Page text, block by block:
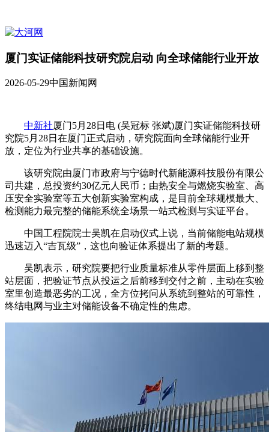
厦门实证储能科技研究院启动 向全球储能行业开放
2026-05-29中国新闻网
中新社厦门5月28日电 (吴冠标 张斌)厦门实证储能科技研
究院5月28日在厦门正式启动，研究院面向全球储能行业开
放，定位为行业共享的基础设施。
该研究院由厦门市政府与宁德时代新能源科技股份有限公
司共建，总投资约30亿元人民币；由热安全与燃烧实验室、高
压安全实验室等五大创新实验室构成，是目前全球规模最大、
检测能力最完整的储能系统全场景一站式检测与实证平台。
中国工程院院士吴凯在启动仪式上说，当前储能电站规模
迅速迈入“吉瓦级”，这也向验证体系提出了新的考题。
吴凯表示，研究院要把行业质量标准从零件层面上移到整
站层面，把验证节点从投运之后前移到交付之前，主动在实验
室里创造最恶劣的工况，全方位拷问从系统到整站的可靠性，
终结电网与业主对储能设备不确定性的焦虑。